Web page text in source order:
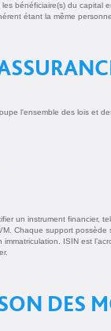
bénéficiaire(s) du capital
étant la même personne.
l'ensemble des lois et
un instrument financier,
Chaque support possède
immatriculation. ISIN est
DES